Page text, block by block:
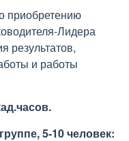
приобретению
Лидера
результатов,
и работы
5-10 человек: